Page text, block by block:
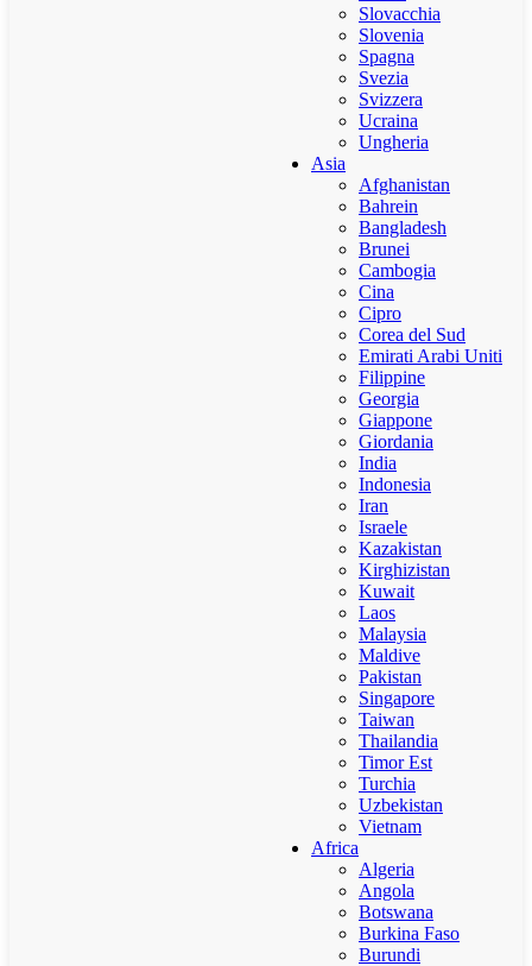
Slovacchia
Slovenia
Spagna
Svezia
Svizzera
Ucraina
Ungheria
Asia
Afghanistan
Bahrein
Bangladesh
Brunei
Cambogia
Cina
Cipro
Corea del Sud
Emirati Arabi Uniti
Filippine
Georgia
Giappone
Giordania
India
Indonesia
Iran
Israele
Kazakistan
Kirghizistan
Kuwait
Laos
Malaysia
Maldive
Pakistan
Singapore
Taiwan
Thailandia
Timor Est
Turchia
Uzbekistan
Vietnam
Africa
Algeria
Angola
Botswana
Burkina Faso
Burundi